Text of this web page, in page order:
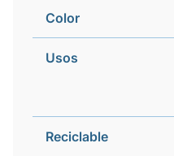
Color
Usos
Reciclable